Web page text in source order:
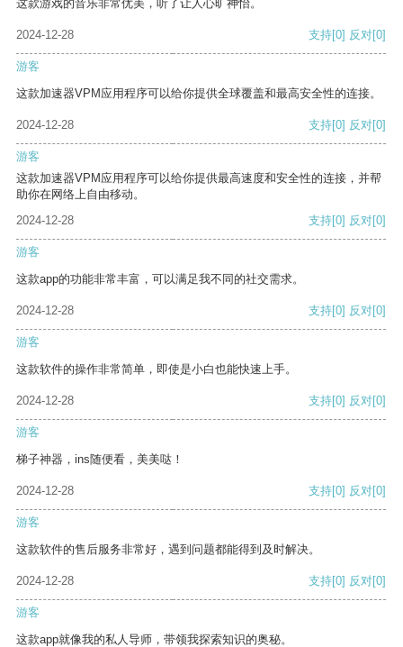
这款游戏的音乐非常优美，听了让人心旷神怡。
2024-12-28 支持[0] 反对[0]
游客
这款加速器VPM应用程序可以给你提供全球覆盖和最高安全性的连接。
2024-12-28 支持[0] 反对[0]
游客
这款加速器VPM应用程序可以给你提供最高速度和安全性的连接，并帮
助你在网络上自由移动。
2024-12-28
支持[0] 反对[0]
游客
这款app的功能非常丰富，可以满足我不同的社交需求。
2024-12-28 支持[0] 反对[0]
游客
这款软件的操作非常简单，即使是小白也能快速上手。
2024-12-28 支持[0] 反对[0]
游客
梯子神器，ins随便看，美美哒！
2024-12-28 支持[0] 反对[0]
游客
这款软件的售后服务非常好，遇到问题都能得到及时解决。
2024-12-28 支持[0] 反对[0]
游客
这款app就像我的私人导师，带领我探索知识的奥秘。